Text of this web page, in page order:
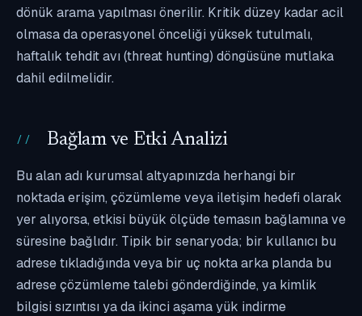
dönük arama yapılması önerilir. Kritik düzey kadar acil
olmasa da operasyonel önceliği yüksek tutulmalı,
haftalık tehdit avı (threat hunting) döngüsüne mutlaka
dahil edilmelidir.
Bağlam ve Etki Analizi
Bu alan adı kurumsal altyapınızda herhangi bir
noktada erişim, çözümleme veya iletişim hedefi olarak
yer alıyorsa, etkisi büyük ölçüde temasın bağlamına ve
süresine bağlıdır. Tipik bir senaryoda; bir kullanıcı bu
adrese tıkladığında veya bir uç nokta arka planda bu
adrese çözümleme talebi gönderdiğinde, ya kimlik
bilgisi sızıntısı ya da ikinci aşama yük indirme